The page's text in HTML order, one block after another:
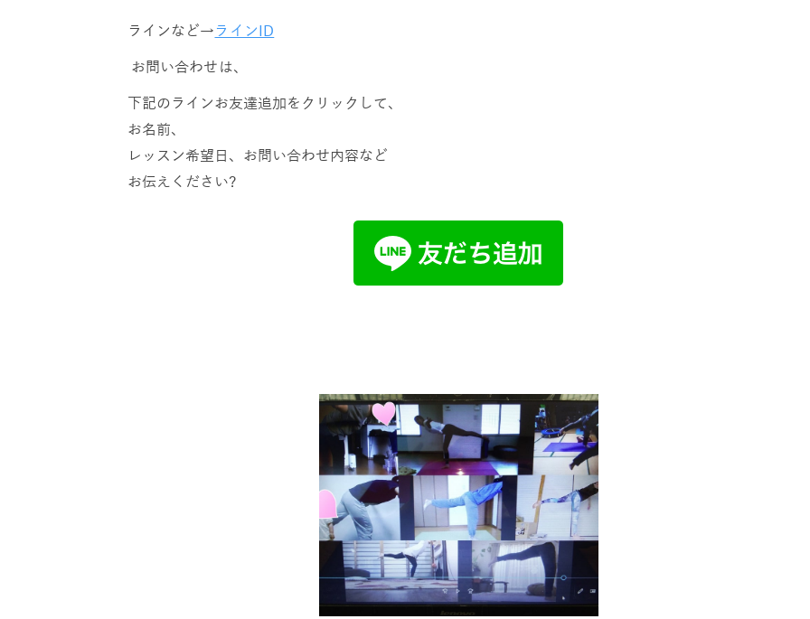
ラインなど→ラインID
お問い合わせは、
下記のラインお友達追加をクリックして、
お名前、
レッスン希望日、お問い合わせ内容など
お伝えください?